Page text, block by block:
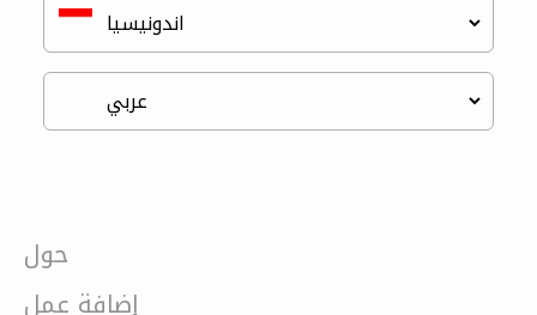
حول
إضافة عمل